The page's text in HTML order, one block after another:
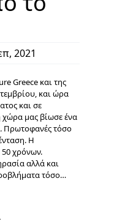
2021
Greece και της
και ώρα
και σε
μας βίωσε ένα
Πρωτοφανές τόσο
Η
χρόνων.
αλλά και
τόσο…